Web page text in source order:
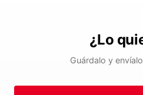
¿Lo
Guárdalo y